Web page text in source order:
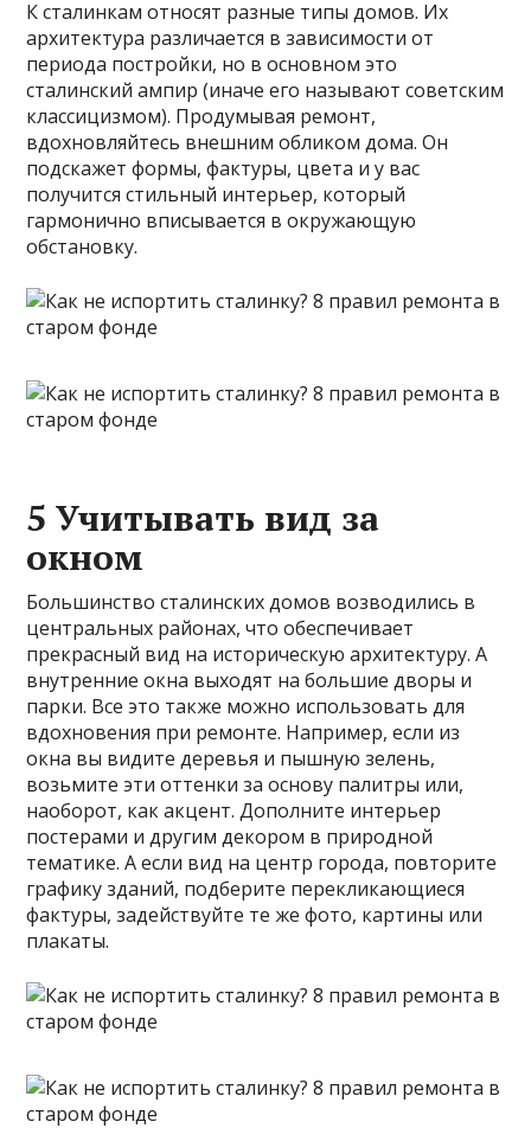
К сталинкам относят разные типы домов. Их
архитектура различается в зависимости от
периода постройки, но в основном это
сталинский ампир (иначе его называют советским
классицизмом). Продумывая ремонт,
вдохновляйтесь внешним обликом дома. Он
подскажет формы, фактуры, цвета и у вас
получится стильный интерьер, который
гармонично вписывается в окружающую
обстановку.
5 Учитывать вид за
окном
Большинство сталинских домов возводились в
центральных районах, что обеспечивает
прекрасный вид на историческую архитектуру. А
внутренние окна выходят на большие дворы и
парки. Все это также можно использовать для
вдохновения при ремонте. Например, если из
окна вы видите деревья и пышную зелень,
возьмите эти оттенки за основу палитры или,
наоборот, как акцент. Дополните интерьер
постерами и другим декором в природной
тематике. А если вид на центр города, повторите
графику зданий, подберите перекликающиеся
фактуры, задействуйте те же фото, картины или
плакаты.